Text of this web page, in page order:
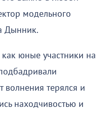
модельного
Дынник.
как юные участники на
волнения терялся и
находчивостью и